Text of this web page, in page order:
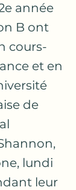
année
B ont
cours-
et en
de
lundi
leur